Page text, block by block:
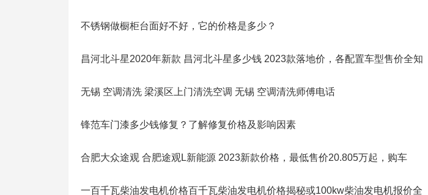
不锈钢做橱柜台面好不好，它的价格是多少？
昌河北斗星2020年新款 昌河北斗星多少钱 2023款落地价，各配置车型售价全知
无锡 空调清洗 梁溪区上门清洗空调 无锡 空调清洗师傅电话
锋范车门漆多少钱修复？了解修复价格及影响因素
合肥大众途观 合肥途观L新能源 2023新款价格，最低售价20.805万起，购车
一百千瓦柴油发电机价格百千瓦柴油发电机价格揭秘或100kw柴油发电机报价全